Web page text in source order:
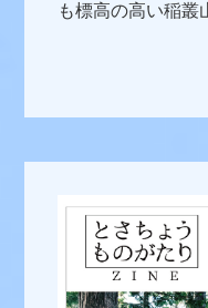
も標高の高い稲叢